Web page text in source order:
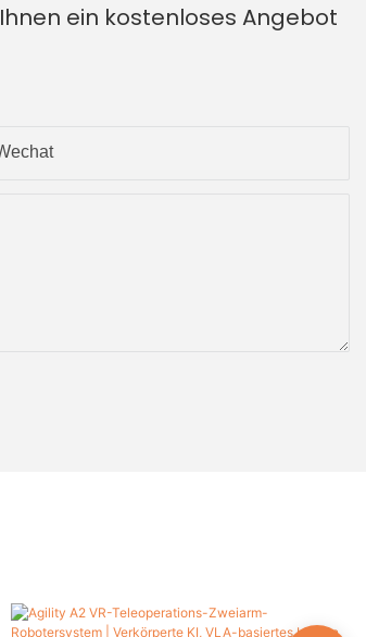
ein kostenloses Angebot